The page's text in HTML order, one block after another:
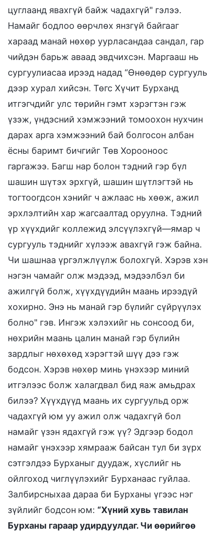
цуглаанд явахгүй байж чадахгүй" гэлээ.
Намайг бодлоо өөрчлөх янзгүй байгааг
хараад манай нөхөр уурласандаа сандал, гар
чийдэн барьж аваад эвдчихсэн. Маргааш нь
сургуулиасаа ирээд надад “Өнөөдөр сургууль
дээр хурал хийсэн. Төгс Хүчит Бурханд
итгэгчдийг улс төрийн гэмт хэрэгтэн гэж
үзэж, үндэсний хэмжээний томоохон нухчин
дарах арга хэмжээний бай болгосон албан
ёсны баримт бичгийг Төв Хорооноос
гаргажээ. Багш нар болон тэдний гэр бүл
шашин шүтэх эрхгүй, шашин шүтлэгтэй нь
тогтоогдсон хэнийг ч ажлаас нь хөөж, ажил
эрхлэлтийн хар жагсаалтад оруулна. Тэдний
үр хүүхдийг коллежид элсүүлэхгүй—ямар ч
сургууль тэднийг хүлээж авахгүй гэж байна.
Чи шашнаа үргэлжлүүлж болохгүй. Хэрэв хэн
нэгэн чамайг олж мэдээд, мэдээлбэл би
ажилгүй болж, хүүхдүүдийн маань ирээдүй
хохирно. Энэ нь манай гэр бүлийг сүйрүүлэх
болно" гэв. Ингэж хэлэхийг нь сонсоод би,
нөхрийн маань цалин манай гэр бүлийн
зардлыг нөхөхөд хэрэгтэй шүү дээ гэж
бодсон. Хэрэв нөхөр минь үнэхээр миний
итгэлээс болж халагдвал бид яаж амьдрах
билээ? Хүүхдүүд маань их сургуульд орж
чадахгүй юм уу ажил олж чадахгүй бол
намайг үзэн ядахгүй гэж үү? Эдгээр бодол
намайг үнэхээр хямрааж байсан тул би зүрх
сэтгэлдээ Бурханыг дуудаж, хүслийг нь
ойлгоход чиглүүлэхийг Бурханаас гуйлаа.
Залбирсныхаа дараа би Бурханы үгээс нэг
зүйлийг бодсон юм: “Хүний хувь тавилан
Бурханы гараар удирдуулдаг. Чи өөрийгөө